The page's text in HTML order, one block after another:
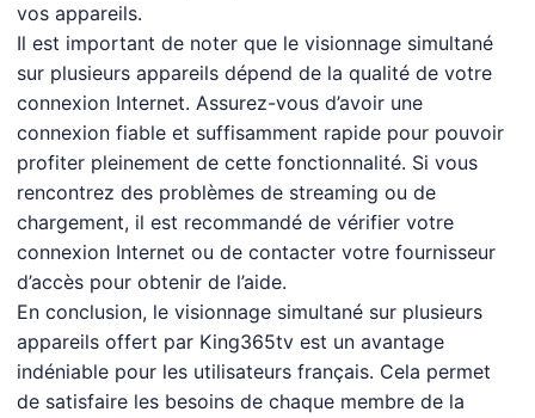
vos appareils.
Il est important de noter que le visionnage simultané
sur plusieurs appareils dépend de la qualité de votre
connexion Internet. Assurez-vous d’avoir une
connexion fiable et suffisamment rapide pour pouvoir
profiter pleinement de cette fonctionnalité. Si vous
rencontrez des problèmes de streaming ou de
chargement, il est recommandé de vérifier votre
connexion Internet ou de contacter votre fournisseur
d’accès pour obtenir de l’aide.
En conclusion, le visionnage simultané sur plusieurs
appareils offert par King365tv est un avantage
indéniable pour les utilisateurs français. Cela permet
de satisfaire les besoins de chaque membre de la